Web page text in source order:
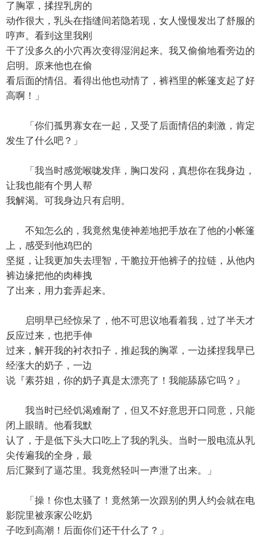
了胸罩，揉捏乳房的
动作很大，乳头在指缝间若隐若现，女人慢慢发出了舒服的
哼声。看到这里我刚
干了没多久的小穴再次变得湿润起来。我又偷偷地看旁边的
启明。原来他也在偷
看后面的情侣。看得出他也动情了，裤裆里的帐篷支起了好
高啊！」
「你们孤男寡女在一起，又受了后面情侣的刺激，肯定
发生了什么吧？」
「我当时感觉喉咙发痒，胸口发闷，真想你在我身边，
让我也能有个男人帮
我解渴。可我身边只有启明。
不知怎么的，我竟然鬼使神差地把手放在了他的小帐篷
上，感受到他鸡巴的
坚挺，让我更加失去理智，干脆拉开他裤子的拉链，从他内
裤边缘把他的肉棒拽
了出来，用力套弄起来。
启明早已经惊呆了，他不可思议地看着我，过了半天才
反应过来，也把手伸
过来，解开我的衬衣扣子，推起我的胸罩，一边揉捏我早已
经涨大的奶子，一边
说『素芬姐，你的奶子真是太漂亮了！我能舔舔它吗？』
我当时已经饥渴难耐了，但又不好意思开口同意，只能
闭上眼睛。他看我默
认了，于是低下头大口吃上了我的乳头。当时一股电流从乳
尖传遍我的全身，最
后汇聚到了逼芯里。我竟然轻叫一声泄了出来。」
「操！你也太骚了！竟然第一次跟别的男人约会就在电
影院里被亲家公吃奶
子吃到高潮！后面你们还干什么了？」